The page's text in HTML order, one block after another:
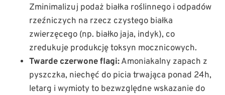
Zminimalizuj podaż białka roślinnego i odpadów
rzeźniczych na rzecz czystego białka
zwierzęcego (np. białko jaja, indyk), co
zredukuje produkcję toksyn mocznicowych.
Twarde czerwone flagi:Amoniakalny zapach z
pyszczka, niechęć do picia trwająca ponad 24h,
letarg i wymioty to bezwzględne wskazanie do